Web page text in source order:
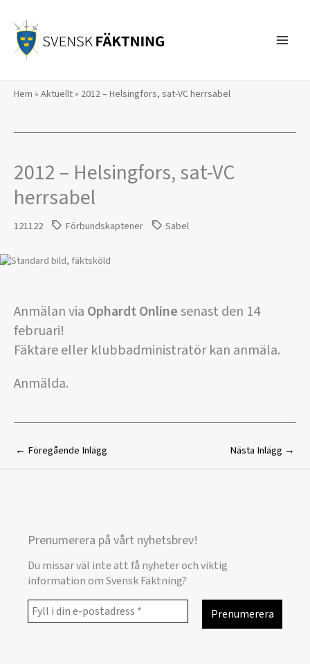
innehåll
Hem » Aktuellt» 2012 – Helsingfors, sat-VC herrsabel
2012 – Helsingfors, sat-VC
herrsabel
121122 Förbundskaptener Sabel
Anmälan via Ophardt Onlinesenast den 14
februari!
Fäktare eller klubbadministratör kan anmäla.
Anmälda.
← Föregående Inlägg Nästa Inlägg →
Prenumerera på vårt nyhetsbrev!
Du missar väl inte att få nyheter och viktig
information om Svensk Fäktning?